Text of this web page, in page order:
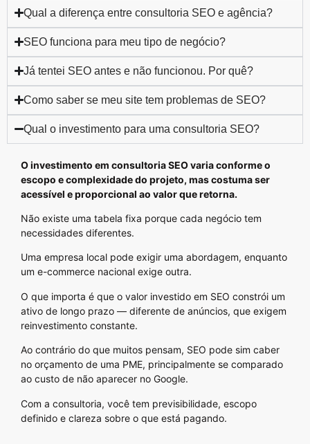
Qual a diferença entre consultoria SEO e agência?
SEO funciona para meu tipo de negócio?
Já tentei SEO antes e não funcionou. Por quê?
Como saber se meu site tem problemas de SEO?
Qual o investimento para uma consultoria SEO?
O investimento em consultoria SEO varia conforme o
escopo e complexidade do projeto, mas costuma ser
acessível e proporcional ao valor que retorna.
Não existe uma tabela fixa porque cada negócio tem
necessidades diferentes.
Uma empresa local pode exigir uma abordagem, enquanto
um e-commerce nacional exige outra.
O que importa é que o valor investido em SEO constrói um
ativo de longo prazo — diferente de anúncios, que exigem
reinvestimento constante.
Ao contrário do que muitos pensam, SEO pode sim caber
no orçamento de uma PME, principalmente se comparado
ao custo de não aparecer no Google.
Com a consultoria, você tem previsibilidade, escopo
definido e clareza sobre o que está pagando.